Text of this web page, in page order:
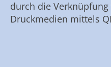
durch die
Druckmedien mittels